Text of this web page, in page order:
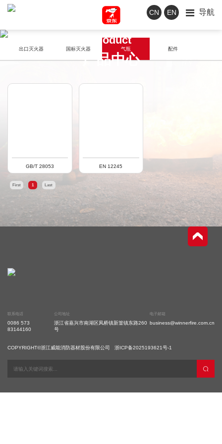
CN EN 导航
Product
产品中心
出口灭火器 国标灭火器 气瓶 配件
GB/T 28053 EN 12245
First 1 Last
联系电话
0086 573
83144160
公司地址
浙江省嘉兴市南湖区凤桥镇新篁镇东路260
号
电子邮箱
business@winnerfire.com.cn
COPYRIGHT©浙江威能消防器材股份有限公司 浙ICP备2025193621号-1
